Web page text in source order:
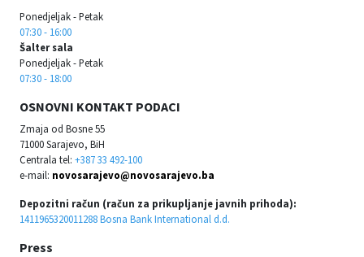
Ponedjeljak - Petak
07:30 - 16:00
Šalter sala
Ponedjeljak - Petak
07:30 - 18:00
OSNOVNI KONTAKT PODACI
Zmaja od Bosne 55
71000 Sarajevo, BiH
Centrala tel: +387 33 492-100
e-mail: novosarajevo@novosarajevo.ba
Depozitni račun (račun za prikupljanje javnih prihoda):
1411965320011288 Bosna Bank International d.d.
Press